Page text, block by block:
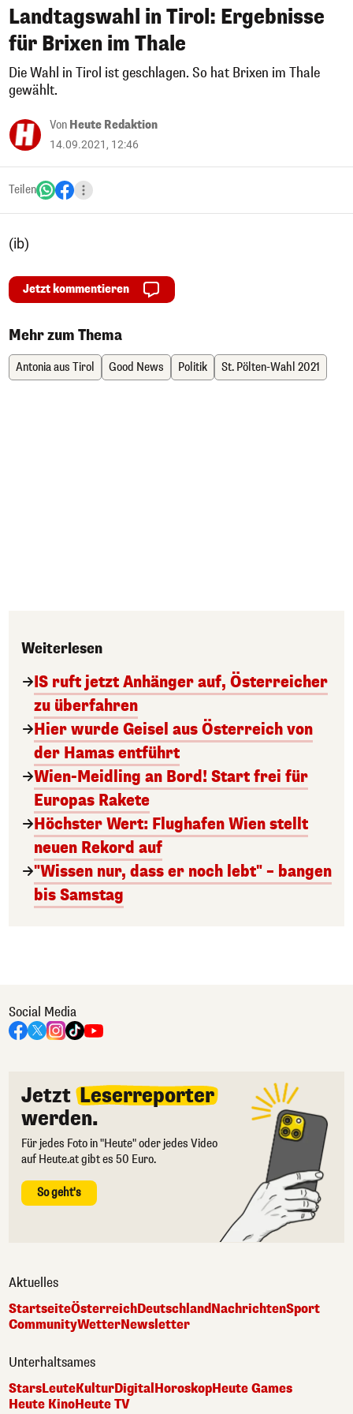
Landtagswahl in Tirol: Ergebnisse
für Brixen im Thale
Die Wahl in Tirol ist geschlagen. So hat Brixen im Thale
gewählt.
Von Heute Redaktion
14.09.2021, 12:46
Teilen
(ib)
Jetzt kommentieren
Mehr zum Thema
Antonia aus Tirol Good News Politik St. Pölten-Wahl 2021
Weiterlesen
IS ruft jetzt Anhänger auf, Österreicher
zu überfahren
Hier wurde Geisel aus Österreich von
der Hamas entführt
Wien-Meidling an Bord! Start frei für
Europas Rakete
Höchster Wert: Flughafen Wien stellt
neuen Rekord auf
"Wissen nur, dass er noch lebt" – bangen
bis Samstag
Social Media
Jetzt Leserreporter
werden.
Für jedes Foto in "Heute" oder jedes Video
auf Heute.at gibt es 50 Euro.
So geht's
Aktuelles
StartseiteÖsterreichDeutschlandNachrichtenSport
CommunityWetterNewsletter
Unterhaltsames
StarsLeuteKulturDigital HoroskopHeute Games
Heute KinoHeute TV